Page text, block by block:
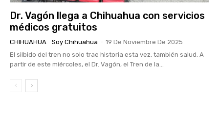
Dr. Vagón llega a Chihuahua con servicios
médicos gratuitos
CHIHUAHUA Soy Chihuahua - 19 De Noviembre De 2025
El silbido del tren no solo trae historia esta vez, también salud. A
partir de este miércoles, el Dr. Vagón, el Tren de la...